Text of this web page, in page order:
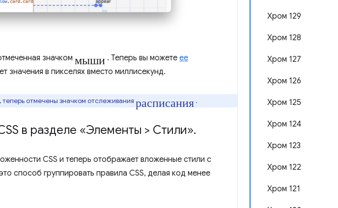
Хром 129
Хром 128
Хром 127
Хром 126
Хром 125
Хром 124
Хром 123
Хром 122
Хром 121
значком мыши . Теперь вы можете ее
значения в пикселях вместо миллисекунд.
отмечены значком отслеживания расписания .
в разделе «Элементы > Стили».
CSS и теперь отображает вложенные стили с
способ группировать правила CSS, делая код менее